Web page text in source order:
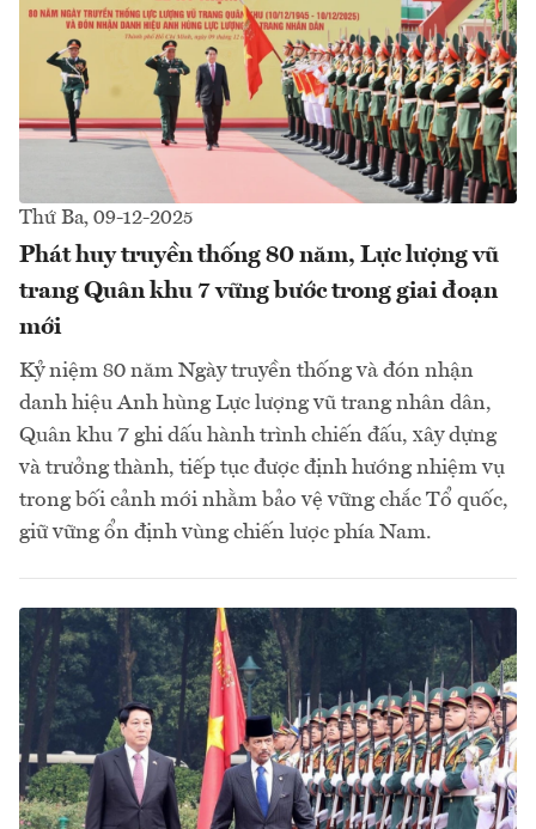
Thứ Ba, 09-12-2025
Phát huy truyền thống 80 năm, Lực lượng vũ
trang Quân khu 7 vững bước trong giai đoạn
mới
Kỷ niệm 80 năm Ngày truyền thống và đón nhận
danh hiệu Anh hùng Lực lượng vũ trang nhân dân,
Quân khu 7 ghi dấu hành trình chiến đấu, xây dựng
và trưởng thành, tiếp tục được định hướng nhiệm vụ
trong bối cảnh mới nhằm bảo vệ vững chắc Tổ quốc,
giữ vững ổn định vùng chiến lược phía Nam.